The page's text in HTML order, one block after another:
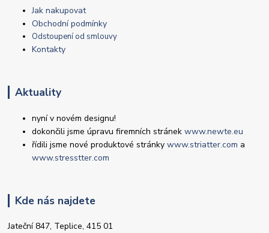
Jak nakupovat
Obchodní podmínky
Odstoupení od smlouvy
Kontakty
Aktuality
nyní v novém designu!
dokončili jsme úpravu firemních stránekwww.newte.eu
řídili jsme nové produktové stránkywww.striatter.com a
www.stresstter.com
Kde nás najdete
Jateční 847, Teplice, 415 01